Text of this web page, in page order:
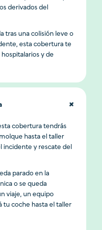
derivados del
tras una colisión leve o
esta cobertura te
y de
cobertura tendrás
hasta el taller
incidente y rescate del
parado en la
o se queda
viaje, un equipo
tu coche hasta el taller